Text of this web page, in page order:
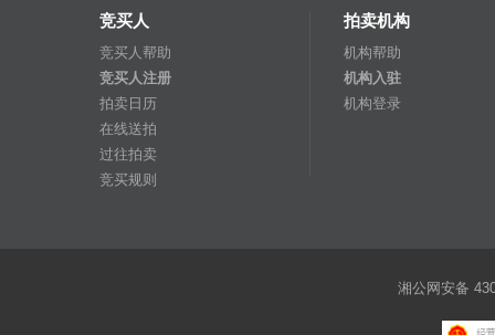
竞买人
竞买人帮助
竞买人注册
拍卖日历
在线送拍
过往拍卖
竞买规则
拍卖机构
机构帮助
机构入驻
机构登录
湘公网安备